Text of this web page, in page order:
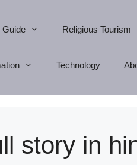
Guide Religious Tourism
Technology
story in